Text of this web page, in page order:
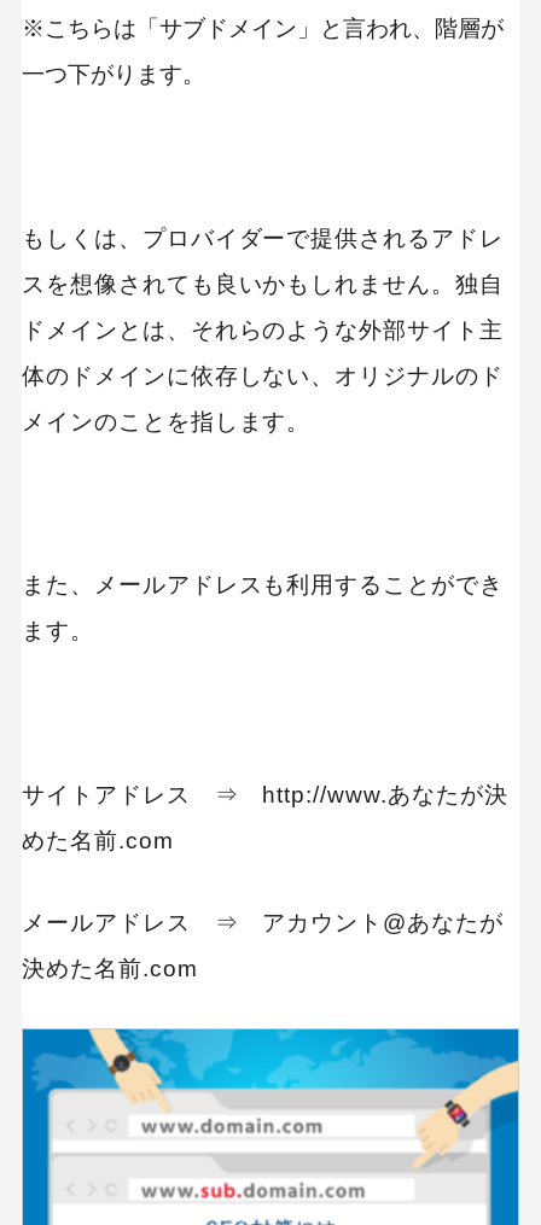
※こちらは「サブドメイン」と言われ、階層が
一つ下がります。
もしくは、プロバイダーで提供されるアドレ
スを想像されても良いかもしれません。独自
ドメインとは、それらのような外部サイト主
体のドメインに依存しない、オリジナルのド
メインのことを指します。
また、メールアドレスも利用することができ
ます。
サイトアドレス ⇒ http://www.あなたが決
めた名前.com
メールアドレス ⇒ アカウント@あなたが
決めた名前.com